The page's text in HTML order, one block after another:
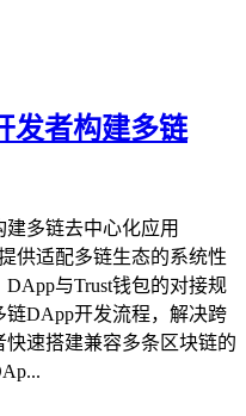
发者构建多链
多链去中心化应用
供适配多链生态的系统性
与Trust钱包的对接规
DApp开发流程，解决跨
速搭建兼容多条区块链的